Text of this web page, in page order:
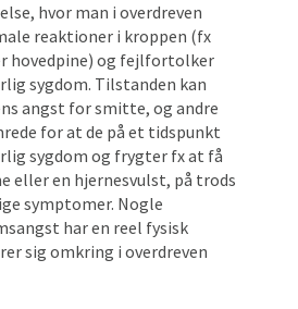
hvor man i overdreven
reaktioner i kroppen (fx
hovedpine) og fejlfortolker
sygdom. Tilstanden kan
angst for smitte, og andre
for at de på et tidspunkt
sygdom og frygter fx at få
eller en hjernesvulst, på trods
symptomer. Nogle
har en reel fysisk
sig omkring i overdreven